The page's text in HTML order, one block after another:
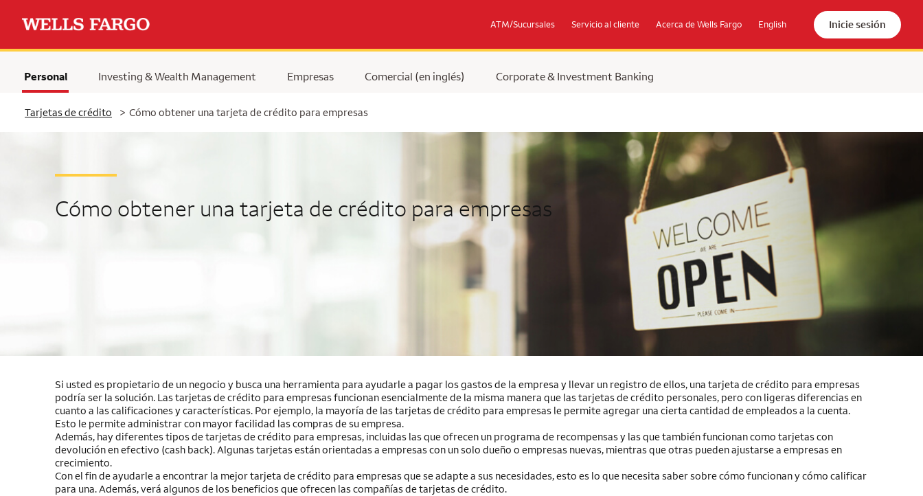
ATM/Sucursales Servicio al cliente Acerca de Wells Fargo English Inicie sesión
Personal Investing & Wealth Management Empresas Comercial (en inglés) Corporate & Investment Banking
Tarjetas de crédito > Cómo obtener una tarjeta de crédito para empresas
Cómo obtener una tarjeta de crédito para empresas
Si usted es propietario de un negocio y busca una herramienta para ayudarle a pagar los gastos de la empresa y llevar un registro de ellos, una tarjeta de crédito para empresas
podría ser la solución. Las tarjetas de crédito para empresas funcionan esencialmente de la misma manera que las tarjetas de crédito personales, pero con ligeras diferencias en
cuanto a las calificaciones y características. Por ejemplo, la mayoría de las tarjetas de crédito para empresas le permite agregar una cierta cantidad de empleados a la cuenta.
Esto le permite administrar con mayor facilidad las compras de su empresa.
Además, hay diferentes tipos de tarjetas de crédito para empresas, incluidas las que ofrecen un programa de recompensas y las que también funcionan como tarjetas con
devolución en efectivo (cash back). Algunas tarjetas están orientadas a empresas con un solo dueño o empresas nuevas, mientras que otras pueden ajustarse a empresas en
crecimiento.
Con el fin de ayudarle a encontrar la mejor tarjeta de crédito para empresas que se adapte a sus necesidades, esto es lo que necesita saber sobre cómo funcionan y cómo calificar
para una. Además, verá algunos de los beneficios que ofrecen las compañías de tarjetas de crédito.